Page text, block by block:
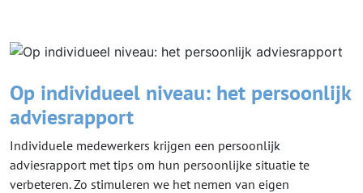
Op individueel niveau: het persoonlijk
adviesrapport
Individuele medewerkers krijgen een persoonlijk
adviesrapport met tips om hun persoonlijke situatie te
verbeteren. Zo stimuleren we het nemen van eigen